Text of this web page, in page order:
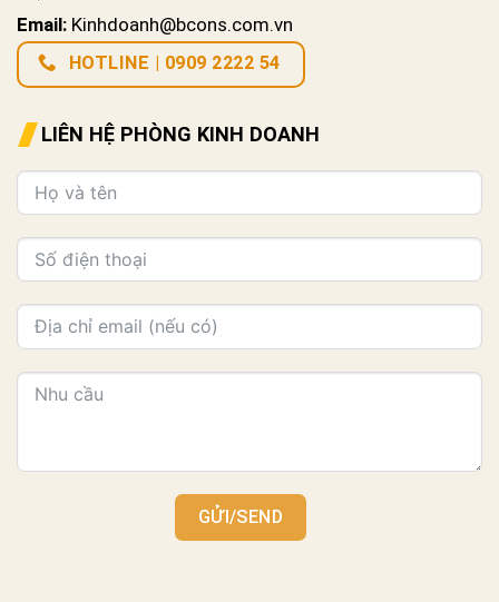
Email: Kinhdoanh@bcons.com.vn
HOTLINE | 0909 2222 54
LIÊN HỆ PHÒNG KINH DOANH
GỬI/SEND